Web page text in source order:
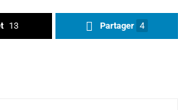
13 Partager 4